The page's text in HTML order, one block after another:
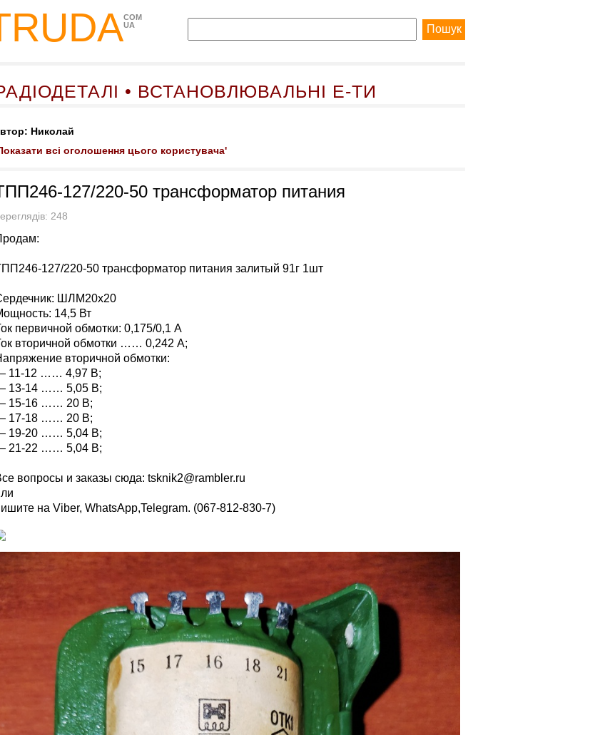
COM
UA
• ВСТАНОВЛЮВАЛЬНІ Е-ТИ
Николай
всі оголошення цього користувача'
127/220-50 трансформатор питания
248
127/220-50 трансформатор питания залитый 91г 1шт
ШЛМ20х20
14,5 Вт
первичной обмотки: 0,175/0,1 А
вторичной обмотки …… 0,242 А;
вторичной обмотки:
11-12 …… 4,97 В;
13-14 …… 5,05 В;
15-16 …… 20 В;
17-18 …… 20 В;
19-20 …… 5,04 В;
21-22 …… 5,04 В;
вопросы и заказы сюда: tsknik2@rambler.ru
на Viber, WhatsАpp,Telegram. (067-812-830-7)